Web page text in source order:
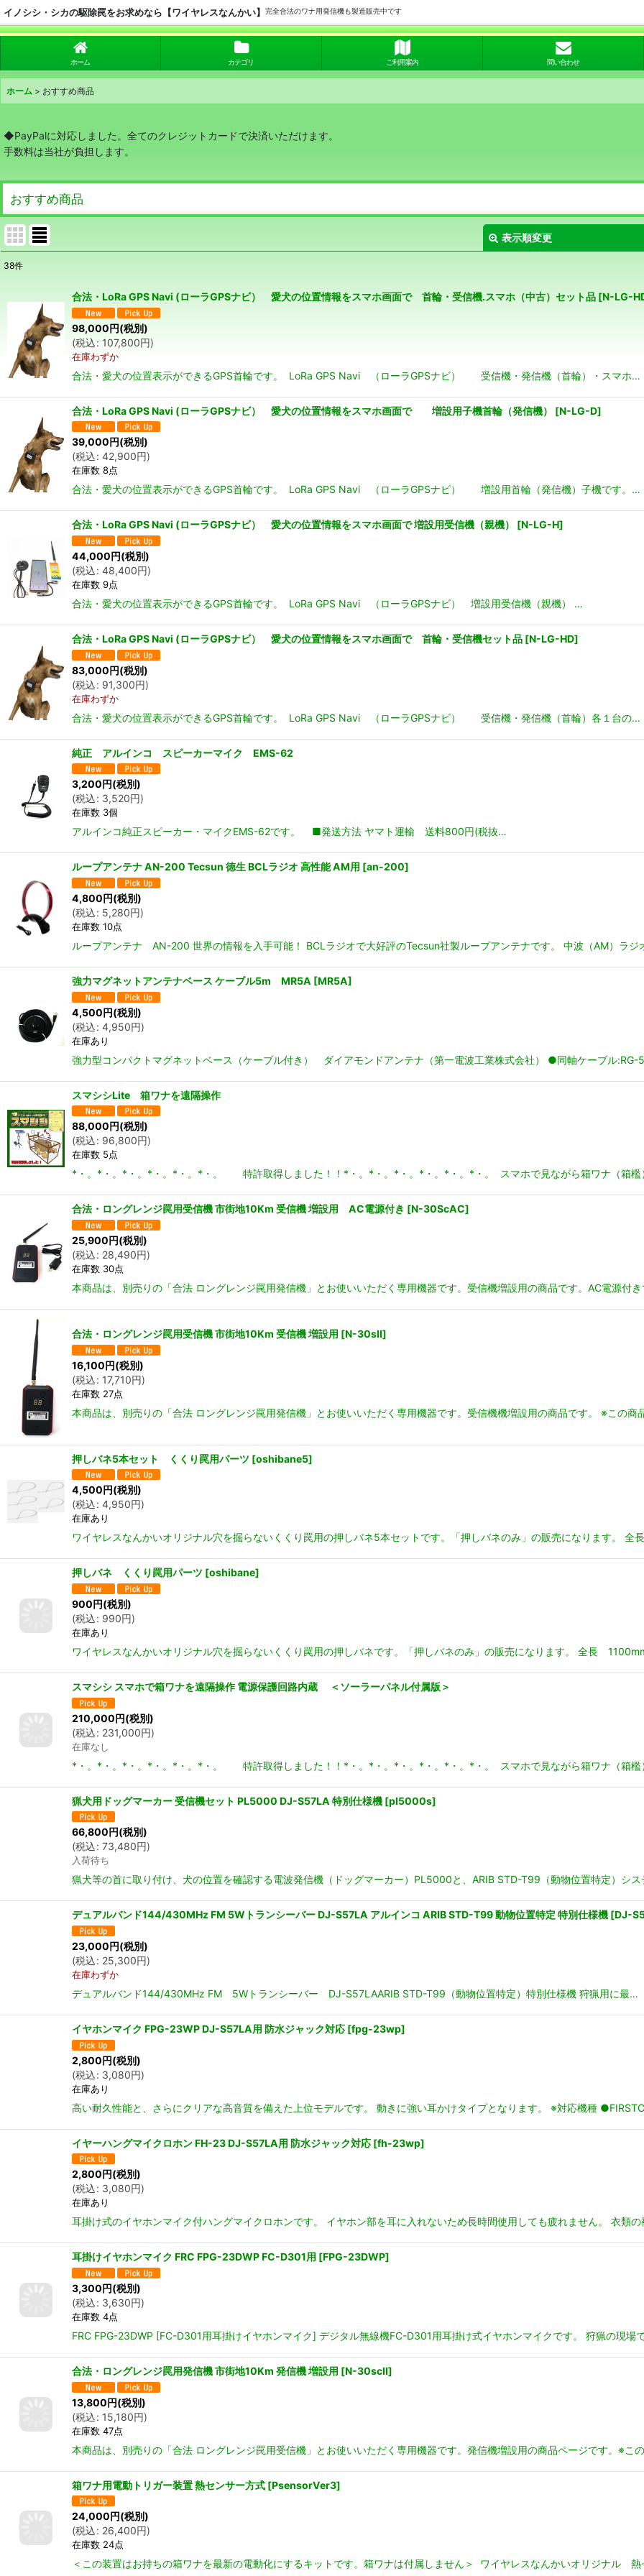
イノシシ・シカの駆除罠をお求めなら【ワイヤレスなんかい】 完全合法のワナ用発信機も製造販売中です
ホーム カテゴリ ご利用案内 問い合わせ
ホーム > おすすめ商品
◆PayPalに対応しました。全てのクレジットカードで決済いただけます。
手数料は当社が負担します。
おすすめ商品
表示順変更
並び順:
38件
合法・LoRa GPS Navi (ローラGPSナビ） 愛犬の位置情報をスマホ画面で 首輪・受信機.スマホ（中古）セット品 [N-LG-
98,000円(税別)
(税込: 107,800円)
在庫わずか
合法・愛犬の位置表示ができるGPS首輪です。 LoRa GPS Navi （ローラGPSナビ） 受信機・発信機（首輪）・スマホ…
合法・LoRa GPS Navi (ローラGPSナビ） 愛犬の位置情報をスマホ画面で 増設用子機首輪（発信機） [N-LG-D]
39,000円(税別)
(税込: 42,900円)
在庫数 8点
合法・愛犬の位置表示ができるGPS首輪です。 LoRa GPS Navi （ローラGPSナビ） 増設用首輪（発信機）子機です。…
合法・LoRa GPS Navi (ローラGPSナビ） 愛犬の位置情報をスマホ画面で 増設用受信機（親機） [N-LG-H]
44,000円(税別)
(税込: 48,400円)
在庫数 9点
合法・愛犬の位置表示ができるGPS首輪です。 LoRa GPS Navi （ローラGPSナビ） 増設用受信機（親機） …
合法・LoRa GPS Navi (ローラGPSナビ） 愛犬の位置情報をスマホ画面で 首輪・受信機セット品 [N-LG-HD]
83,000円(税別)
(税込: 91,300円)
在庫わずか
合法・愛犬の位置表示ができるGPS首輪です。 LoRa GPS Navi （ローラGPSナビ） 受信機・発信機（首輪）各１台の…
純正 アルインコ スピーカーマイク EMS-62
3,200円(税別)
(税込: 3,520円)
在庫数 3個
アルインコ純正スピーカー・マイクEMS-62です。 ■発送方法 ヤマト運輸 送料800円(税抜…
ループアンテナ AN-200 Tecsun 徳生 BCLラジオ 高性能 AM用 [an-200]
4,800円(税別)
(税込: 5,280円)
在庫数 10点
ループアンテナ AN-200 世界の情報を入手可能！ BCLラジオで大好評のTecsun社製ループアンテナです。 中波（AM）ラジ
強力マグネットアンテナベース ケーブル5m MR5A [MR5A]
4,500円(税別)
(税込: 4,950円)
在庫あり
強力型コンパクトマグネットベース（ケーブル付き） ダイアモンドアンテナ（第一電波工業株式会社） ●同軸ケーブル
スマシシLite 箱ワナを遠隔操作
88,000円(税別)
(税込: 96,800円)
在庫数 5点
*・。*・。*・。*・。*・。*・。 特許取得しました！！*・。*・。*・。*・。*・。*・。 スマホで見ながら箱ワナ（箱
合法・ロングレンジ罠用受信機 市街地10Km 受信機 増設用 AC電源付き [N-30ScAC]
25,900円(税別)
(税込: 28,490円)
在庫数 30点
本商品は、別売りの「合法 ロングレンジ罠用発信機」とお使いいただく専用機器です。受信機増設用の商品です。AC電源付
合法・ロングレンジ罠用受信機 市街地10Km 受信機 増設用 [N-30sII]
16,100円(税別)
(税込: 17,710円)
在庫数 27点
本商品は、別売りの「合法 ロングレンジ罠用発信機」とお使いいただく専用機器です。受信機機増設用の商品です。 ※この
押しバネ5本セット くくり罠用パーツ [oshibane5]
4,500円(税別)
(税込: 4,950円)
在庫あり
ワイヤレスなんかいオリジナル穴を掘らないくくり罠用の押しバネ5本セットです。「押しバネのみ」の販売になります。
押しバネ くくり罠用パーツ [oshibane]
900円(税別)
(税込: 990円)
在庫あり
ワイヤレスなんかいオリジナル穴を掘らないくくり罠用の押しバネです。「押しバネのみ」の販売になります。 全長
スマシシ スマホで箱ワナを遠隔操作 電源保護回路内蔵 ＜ソーラーパネル付属版＞
210,000円(税別)
(税込: 231,000円)
在庫なし
*・。*・。*・。*・。*・。*・。 特許取得しました！！*・。*・。*・。*・。*・。*・。 スマホで見ながら箱ワナ（箱
猟犬用ドッグマーカー 受信機セット PL5000 DJ-S57LA 特別仕様機 [pl5000s]
66,800円(税別)
(税込: 73,480円)
入荷待ち
猟犬等の首に取り付け、犬の位置を確認する電波発信機（ドッグマーカー）PL5000と、ARIB STD-T99（動物位置特定）シ
デュアルバンド144/430MHz FM 5Wトランシーバー DJ-S57LA アルインコ ARIB STD-T99 動物位置特定 特別仕様機 [DJ-
23,000円(税別)
(税込: 25,300円)
在庫わずか
デュアルバンド144/430MHz FM 5Wトランシーバー DJ-S57LAARIB STD-T99（動物位置特定）特別仕様機 狩猟用に最…
イヤホンマイク FPG-23WP DJ-S57LA用 防水ジャック対応 [fpg-23wp]
2,800円(税別)
(税込: 3,080円)
在庫あり
高い耐久性能と、さらにクリアな高音質を備えた上位モデルです。 動きに強い耳かけタイプとなります。 ※対応機種
イヤーハングマイクロホン FH-23 DJ-S57LA用 防水ジャック対応 [fh-23wp]
2,800円(税別)
(税込: 3,080円)
在庫あり
耳掛け式のイヤホンマイク付ハングマイクロホンです。 イヤホン部を耳に入れないため長時間使用しても疲れません。 衣類
耳掛けイヤホンマイク FRC FPG-23DWP FC-D301用 [FPG-23DWP]
3,300円(税別)
(税込: 3,630円)
在庫数 4点
FRC FPG-23DWP [FC-D301用耳掛けイヤホンマイク] デジタル無線機FC-D301用耳掛け式イヤホンマイクです。 狩猟の現場
合法・ロングレンジ罠用発信機 市街地10Km 発信機 増設用 [N-30scII]
13,800円(税別)
(税込: 15,180円)
在庫数 47点
本商品は、別売りの「合法 ロングレンジ罠用受信機」とお使いいただく専用機器です。発信機増設用の商品ページです。※こ
箱ワナ用電動トリガー装置 熱センサー方式 [PsensorVer3]
24,000円(税別)
(税込: 26,400円)
在庫数 24点
＜この装置はお持ちの箱ワナを最新の電動化にするキットです。箱ワナは付属しません＞ ワイヤレスなんかいオリジナル